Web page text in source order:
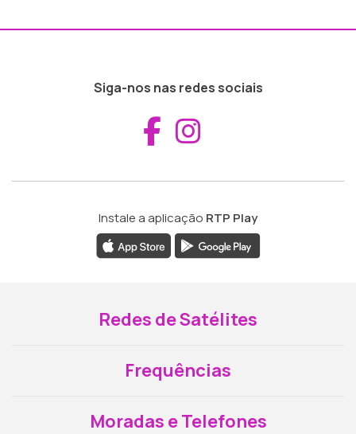
Siga-nos nas redes sociais
Aceder ao
Instale a aplicação RTP Play
Redes de Satélites
Frequências
Moradas e Telefones